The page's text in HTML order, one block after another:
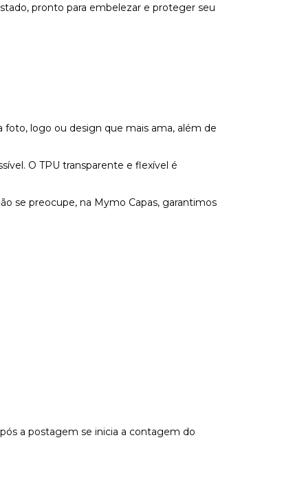
pronto para embelezar e proteger seu
logo ou design que mais ama, além de
O TPU transparente e flexível é
se preocupe, na Mymo Capas, garantimos
a postagem se inicia a contagem do